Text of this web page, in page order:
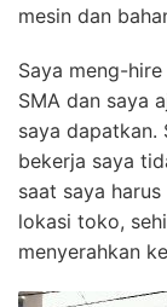
mesin dan
Saya meng-
SMA dan saya
saya dapatkan.
bekerja saya
saat saya
lokasi toko,
menyerahkan